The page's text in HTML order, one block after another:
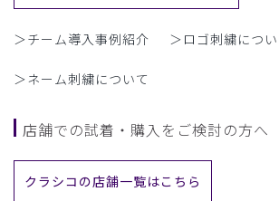
＞チーム導入事例紹介 ＞ロゴ刺繍につい
＞ネーム刺繍について
店舗での試着・購入をご検討の方へ
クラシコの店舗一覧はこちら